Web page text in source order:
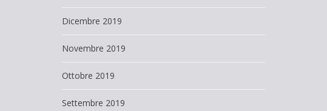
Dicembre 2019
Novembre 2019
Ottobre 2019
Settembre 2019